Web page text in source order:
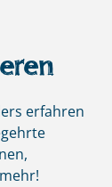
erfahren